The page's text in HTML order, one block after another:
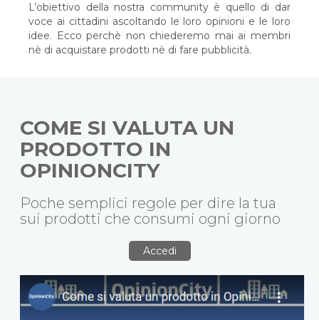
L’obiettivo della nostra community è quello di dar
voce ai cittadini ascoltando le loro opinioni e le loro
idee. Ecco perchè non chiederemo mai ai membri
nè di acquistare prodotti nè di fare pubblicità.
COME SI VALUTA UN
PRODOTTO IN
OPINIONCITY
Poche semplici regole per dire la tua
sui prodotti che consumi ogni giorno
Accedi